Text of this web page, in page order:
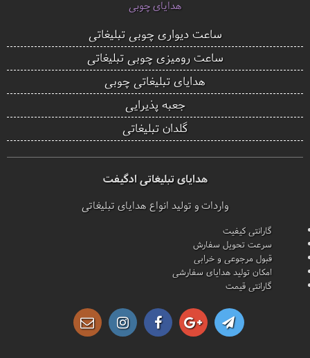
هدایای چوبی
ساعت دیواری چوبی تبلیغاتی
ساعت رومیزی چوبی تبلیغاتی
هدایای تبلیغاتی چوبی
جعبه پذیرایی
گلدان تبلیغاتی
هدایای تبلیغاتی ادگیفت
واردات و تولید انواع هدایای تبلیغاتی
گارانتی کیفیت
سرعت تحویل سفارش
قبول مرجوعی و خرابی
امکان تولید هدایای سفارشی
گارانتی قیمت